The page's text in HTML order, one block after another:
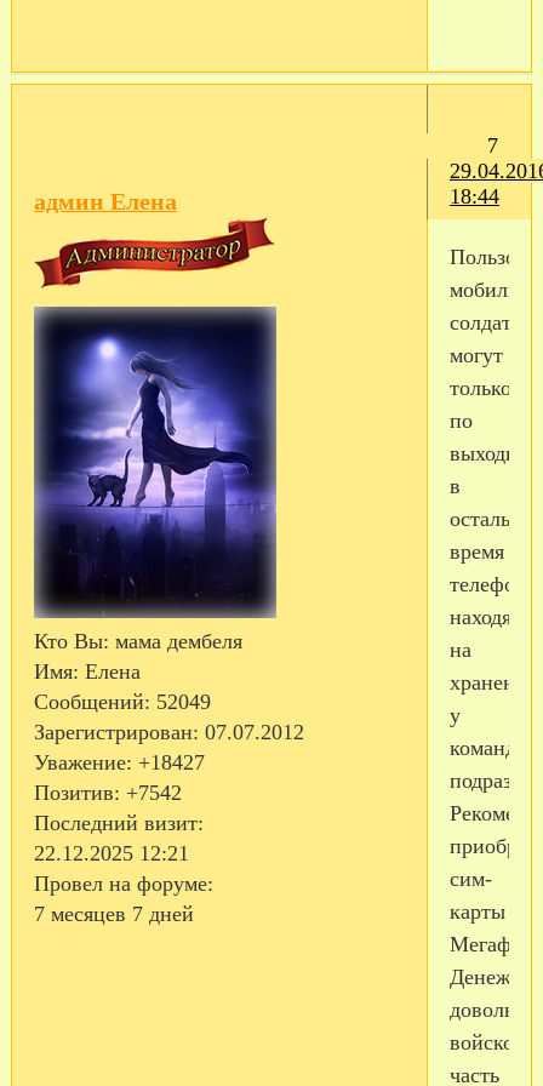
7
18:44
админ Елена
Кто Вы: мама дембеля
Имя: Елена
Сообщений: 52049
Зарегистрирован: 07.07.2012
Уважение: +18427
Позитив: +7542
Последний визит:
22.12.2025 12:21
Провел на форуме:
7 месяцев 7 дней
солдаты
могут
только
по
в
остальное
время
телефоны
находятся
на
хранении
у
сим-
карты
Денежное
войсковая
часть